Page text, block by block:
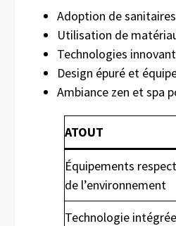
Adoption de
Utilisation de
Technologies
Design épuré et
Ambiance zen et spa
ATOUT
Équipements
de l’environnement
Technologie intégrée